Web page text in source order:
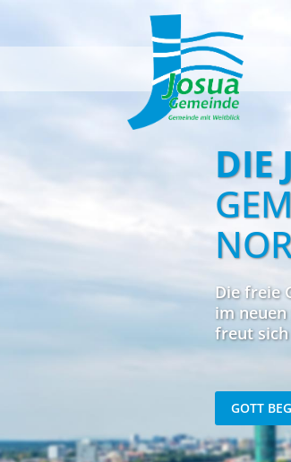
DIE
Die freie
im
freut
GOTT